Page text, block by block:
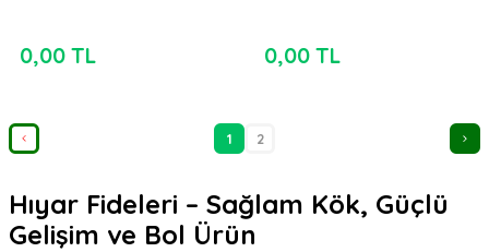
0,00 TL 0,00 TL
1 2
Hıyar Fideleri – Sağlam Kök, Güçlü
Gelişim ve Bol Ürün